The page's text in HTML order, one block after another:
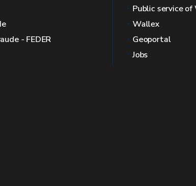
- FEDER
Public service
Wallex
Geoportal
Jobs